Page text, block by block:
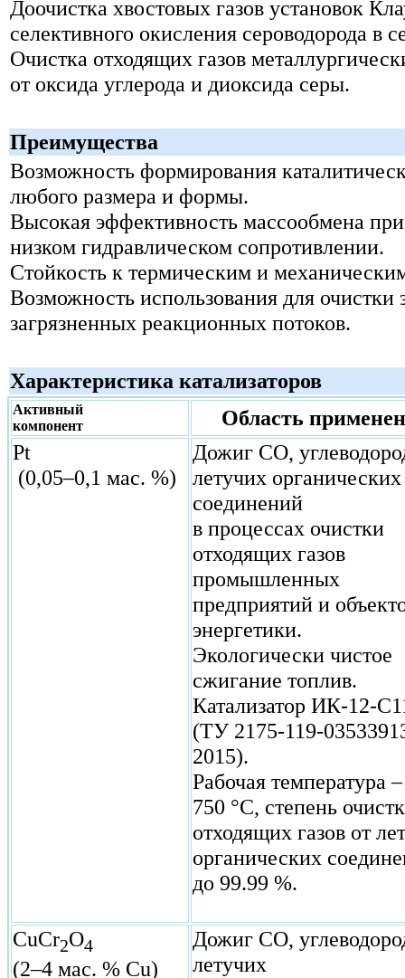
Доочистка хвостовых газов установок
селективного окисления сероводорода в
Очистка отходящих газов
от оксида углерода и диоксида серы.
Преимущества
Возможность формирования
любого размера и формы.
Высокая эффективность массообмена
низком гидравлическом сопротивлении.
Стойкость к термическим и
Возможность использования для
загрязненных реакционных потоков.
Характеристика катализаторов
Активный
компонент
Область
Pt
(0,05–0,1 мас. %)
Дожиг СО,
летучих органических
соединений
в процессах очистки
отходящих газов
промышленных
предприятий и
энергетики.
Экологически чистое
сжигание топлив.
Катализатор ИК-12-
(ТУ 2175-119-
2015).
Рабочая температура
750 °С, степень
отходящих газов от
органических
до 99.99 %.
CuCr2O4
(2–4 мас. % Cu)
Дожиг СО,
летучих